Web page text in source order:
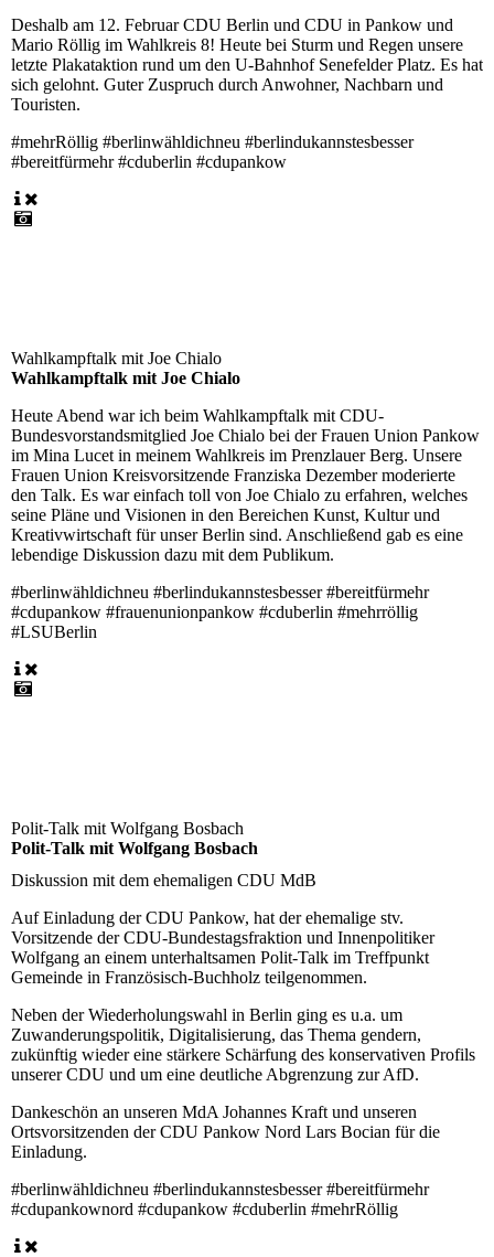
Deshalb am 12. Februar CDU Berlin und CDU in Pankow und
Mario Röllig im Wahlkreis 8! Heute bei Sturm und Regen unsere
letzte Plakataktion rund um den U-Bahnhof Senefelder Platz. Es hat
sich gelohnt. Guter Zuspruch durch Anwohner, Nachbarn und
Touristen.
#mehrRöllig #berlinwähldichneu #berlindukannstesbesser
#bereitfürmehr #cduberlin #cdupankow
Wahlkampftalk mit Joe Chialo
Wahlkampftalk mit Joe Chialo
Heute Abend war ich beim Wahlkampftalk mit CDU-
Bundesvorstandsmitglied Joe Chialo bei der Frauen Union Pankow
im Mina Lucet in meinem Wahlkreis im Prenzlauer Berg. Unsere
Frauen Union Kreisvorsitzende Franziska Dezember moderierte
den Talk. Es war einfach toll von Joe Chialo zu erfahren, welches
seine Pläne und Visionen in den Bereichen Kunst, Kultur und
Kreativwirtschaft für unser Berlin sind. Anschließend gab es eine
lebendige Diskussion dazu mit dem Publikum.
#berlinwähldichneu #berlindukannstesbesser #bereitfürmehr
#cdupankow #frauenunionpankow #cduberlin #mehrröllig
#LSUBerlin
Polit-Talk mit Wolfgang Bosbach
Polit-Talk mit Wolfgang Bosbach
Diskussion mit dem ehemaligen CDU MdB
Auf Einladung der CDU Pankow, hat der ehemalige stv.
Vorsitzende der CDU-Bundestagsfraktion und Innenpolitiker
Wolfgang an einem unterhaltsamen Polit-Talk im Treffpunkt
Gemeinde in Französisch-Buchholz teilgenommen.
Neben der Wiederholungswahl in Berlin ging es u.a. um
Zuwanderungspolitik, Digitalisierung, das Thema gendern,
zukünftig wieder eine stärkere Schärfung des konservativen Profils
unserer CDU und um eine deutliche Abgrenzung zur AfD.
Dankeschön an unseren MdA Johannes Kraft und unseren
Ortsvorsitzenden der CDU Pankow Nord Lars Bocian für die
Einladung.
#berlinwähldichneu #berlindukannstesbesser #bereitfürmehr
#cdupankownord #cdupankow #cduberlin #mehrRöllig